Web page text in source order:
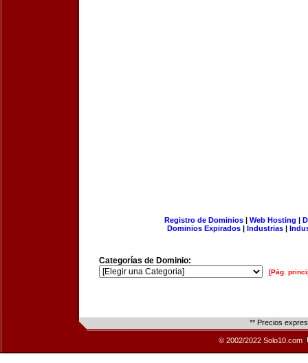
Registro de Dominios| Web Hosting |
Dominios Expirados | Industrias |
Categorías de Dominio:
[Pág.
** Precios
© 2002/2022 Solo10.com